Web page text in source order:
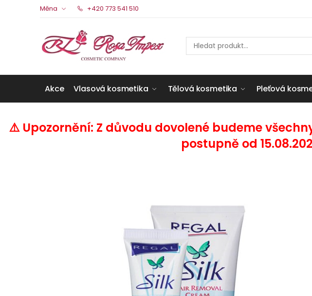
Měna +420 773 541 510
Akce Vlasová kosmetika Tělová kosmetika Pleťová
⚠️ Upozornění: Z důvodu dovolené budeme
postupně od